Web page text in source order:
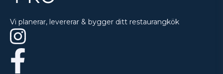
Vi planerar, levererar & bygger ditt restaurangkök